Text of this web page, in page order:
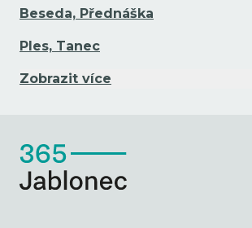
Beseda, Přednáška
Ples, Tanec
Zobrazit více